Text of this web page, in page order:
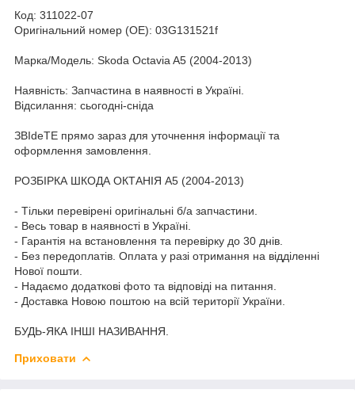
Код: 311022-07
Оригінальний номер (ОЕ): 03G131521f
Марка/Модель: Skoda Octavia A5 (2004-2013)
Наявність: Запчастина в наявності в Україні.
Відсилання: сьогодні-сніда
ЗВІdeТЕ прямо зараз для уточнення інформації та
оформлення замовлення.
РОЗБІРКА ШКОДА ОКТАНІЯ A5 (2004-2013)
- Тільки перевірені оригінальні б/а запчастини.
- Весь товар в наявності в Україні.
- Гарантія на встановлення та перевірку до 30 днів.
- Без передоплатів. Оплата у разі отримання на відділенні
Нової пошти.
- Надаємо додаткові фото та відповіді на питання.
- Доставка Новою поштою на всій території України.
БУДЬ-ЯКА ІНШІ НАЗИВАННЯ.
Приховати